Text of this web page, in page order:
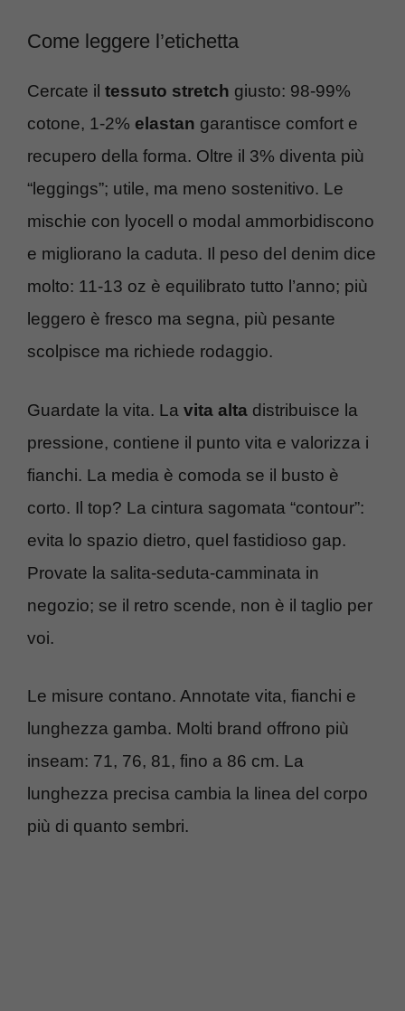
Come leggere l’etichetta
Cercate il tessuto stretch giusto: 98-99%
cotone, 1-2% elastan garantisce comfort e
recupero della forma. Oltre il 3% diventa più
“leggings”; utile, ma meno sostenitivo. Le
mischie con lyocell o modal ammorbidiscono
e migliorano la caduta. Il peso del denim dice
molto: 11-13 oz è equilibrato tutto l’anno; più
leggero è fresco ma segna, più pesante
scolpisce ma richiede rodaggio.
Guardate la vita. La vita alta distribuisce la
pressione, contiene il punto vita e valorizza i
fianchi. La media è comoda se il busto è
corto. Il top? La cintura sagomata “contour”:
evita lo spazio dietro, quel fastidioso gap.
Provate la salita-seduta-camminata in
negozio; se il retro scende, non è il taglio per
voi.
Le misure contano. Annotate vita, fianchi e
lunghezza gamba. Molti brand offrono più
inseam: 71, 76, 81, fino a 86 cm. La
lunghezza precisa cambia la linea del corpo
più di quanto sembri.